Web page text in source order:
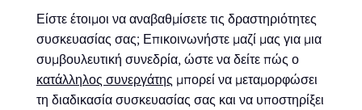
Είστε έτοιμοι να αναβαθμίσετε τις δραστηριότητες
συσκευασίας σας; Επικοινωνήστε μαζί μας για μια
συμβουλευτική συνεδρία, ώστε να δείτε πώς ο
κατάλληλος συνεργάτης μπορεί να μεταμορφώσει
τη διαδικασία συσκευασίας σας και να υποστηρίξει